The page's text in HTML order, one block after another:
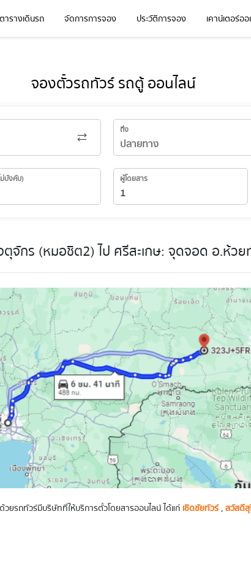
ตารางเดินรถ จัดการการจอง ประวัติการจอง เคาน์เตอร์อ
จองตั๋วรถทัวร์ รถตู้ ออนไลน์
ถึง
ม่บังคับ) ผู้โดยสาร
จักร (หมอชิต2) ไป ศรีสะเกษ: จุดจอด อ.ห้ว
ด้วยรถทัวร์มีบริษัทที่ให้บริการตั๋วโดยสารออนไลน์ ได้แก่ เชิดชัยทัวร์,สวัสดี